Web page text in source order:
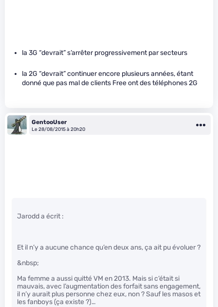
la 3G “devrait” s’arrêter progressivement par secteurs
la 2G “devrait” continuer encore plusieurs années, étant
donné que pas mal de clients Free ont des téléphones 2G
GentooUser
Le 28/08/2015 à 20h20
Jarodd a écrit :
Et il n’y a aucune chance qu’en deux ans, ça ait pu évoluer ?
&nbsp;
Ma femme a aussi quitté VM en 2013. Mais si c’était si
mauvais, avec l’augmentation des forfait sans engagement,
il n’y aurait plus personne chez eux, non ? Sauf les masos et
les fanboys (ça existe ?)…